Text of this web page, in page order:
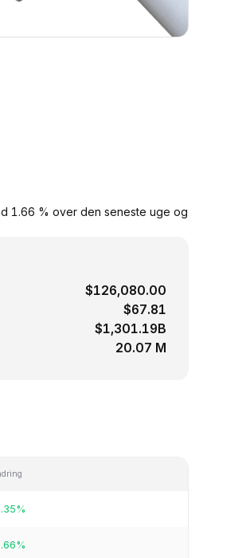
1.66 % over den seneste uge og
$126,080.00
$67.81
$1,301.19B
20.07 M